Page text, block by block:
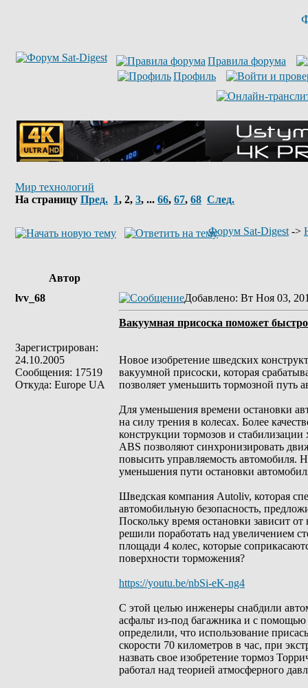
Правила форума
Профиль
Мир технологий
На страницу Пред. 1, 2, 3, ... 66, 67, 68 След.
Форум Sat-Digest ->
Автор
lvv_68
Зарегистрирован:
24.10.2005
Сообщения: 17519
Откуда: Europe UA
Добавлено: Вт Ноя 03,
Вакуумная присоска поможет
Новое изобретение шведских
вакуумной присоски, которая
позволяет уменьшить тормозной путь
Для уменьшения времени остановки
на силу трения в колесах. Более
конструкции тормозов и
ABS позволяют синхронизировать
повысить управляемость автомобиля.
уменьшения пути остановки
Шведская компания Autoliv, которая
автомобильную безопасность,
Поскольку время остановки зависит
решили поработать над увеличением
площади 4 колес, которые
поверхности торможения?
https://youtu.be/nbSi-eK-ng4
С этой целью инженеры снабдили
асфальт из-под багажника и с
определили, что использование
скорости 70 километров в час, при
назвать свое изобретение тормоз
работал над теорией атмосферного